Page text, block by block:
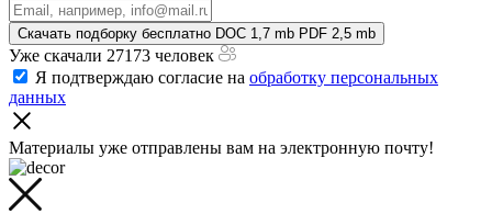
Скачать подборку бесплатно DOC 1,7 mb PDF 2,5 mb
Уже скачали 27173 человек
Я подтверждаю согласие на обработку персональных
данных
Материалы уже отправлены вам на электронную почту!